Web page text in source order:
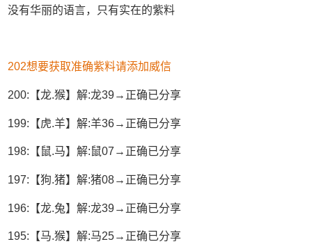
没有华丽的语言，只有实在的紫料
202想要获取准确紫料请添加威信
200:【龙.猴】解:龙39→正确已分享
199:【虎.羊】解:羊36→正确已分享
198:【鼠.马】解:鼠07→正确已分享
197:【狗.猪】解:猪08→正确已分享
196:【龙.兔】解:龙39→正确已分享
195:【马.猴】解:马25→正确已分享